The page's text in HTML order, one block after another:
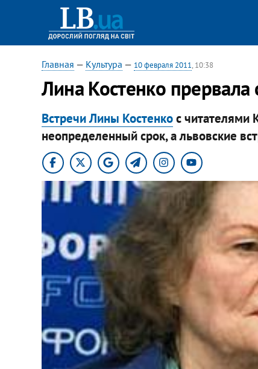
Главная — Культура — 10 февраля 2011, 10:38
Лина Костенко прервала
Встречи Лины Костенкос читателями
неопределенный срок, а львовские